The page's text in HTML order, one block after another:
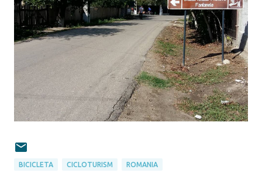
BICICLETA CICLOTURISM ROMANIA